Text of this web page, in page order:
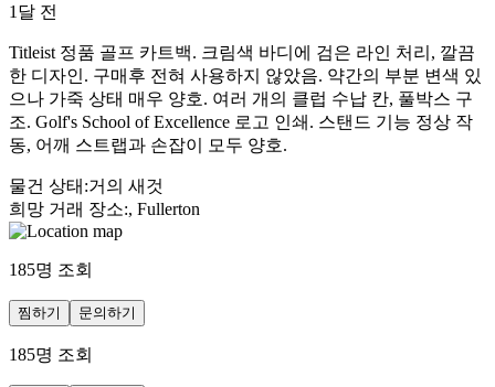
1달 전
Titleist 정품 골프 카트백. 크림색 바디에 검은 라인 처리, 깔끔
한 디자인. 구매후 전혀 사용하지 않았음. 약간의 부분 변색 있
으나 가죽 상태 매우 양호. 여러 개의 클럽 수납 칸, 풀박스 구
조. Golf's School of Excellence 로고 인쇄. 스탠드 기능 정상 작
동, 어깨 스트랩과 손잡이 모두 양호.
물건 상태 :거의 새것
희망 거래 장소:, Fullerton
185명 조회
찜하기 문의하기
185명 조회